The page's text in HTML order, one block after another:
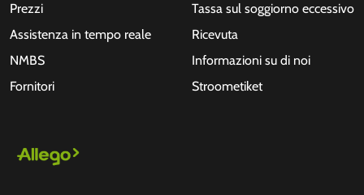
Prezzi
Assistenza in tempo reale
NMBS
Fornitori
Tassa sul soggiorno eccessivo
Ricevuta
Informazioni su di noi
Stroometiket